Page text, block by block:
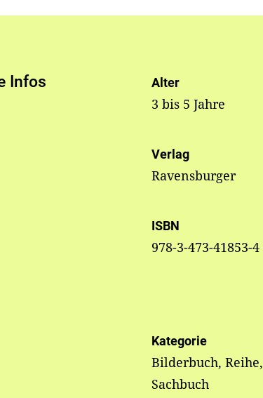
Infos Alter
3 bis 5 Jahre
Verlag
Ravensburger
ISBN
978-3-473-41853-4
Kategorie
Bilderbuch, Reihe,
Sachbuch